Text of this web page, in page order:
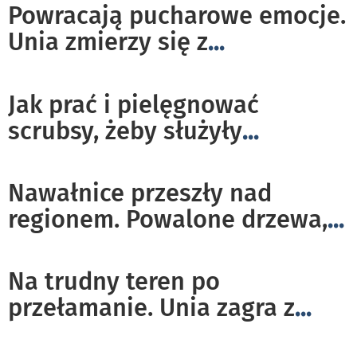
Powracają pucharowe emocje.
Unia zmierzy się z...
Jak prać i pielęgnować
scrubsy, żeby służyły...
Nawałnice przeszły nad
regionem. Powalone drzewa,...
Na trudny teren po
przełamanie. Unia zagra z...